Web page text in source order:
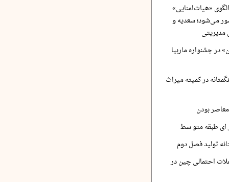
«هیات‌امنایی»
می‌شود؛ سعدیه و
مدیریتی
در جشنواره ماربیا
در کمیته میراث
بودن
ای طبقه متو سط
تولید فصل دوم
احتمالی چین در